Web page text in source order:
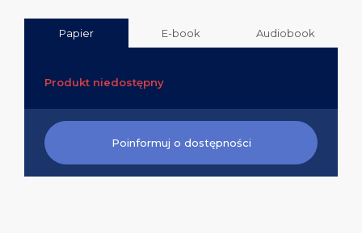
Papier E-book Audiobook
Produkt niedostępny
Poinformuj o dostępności